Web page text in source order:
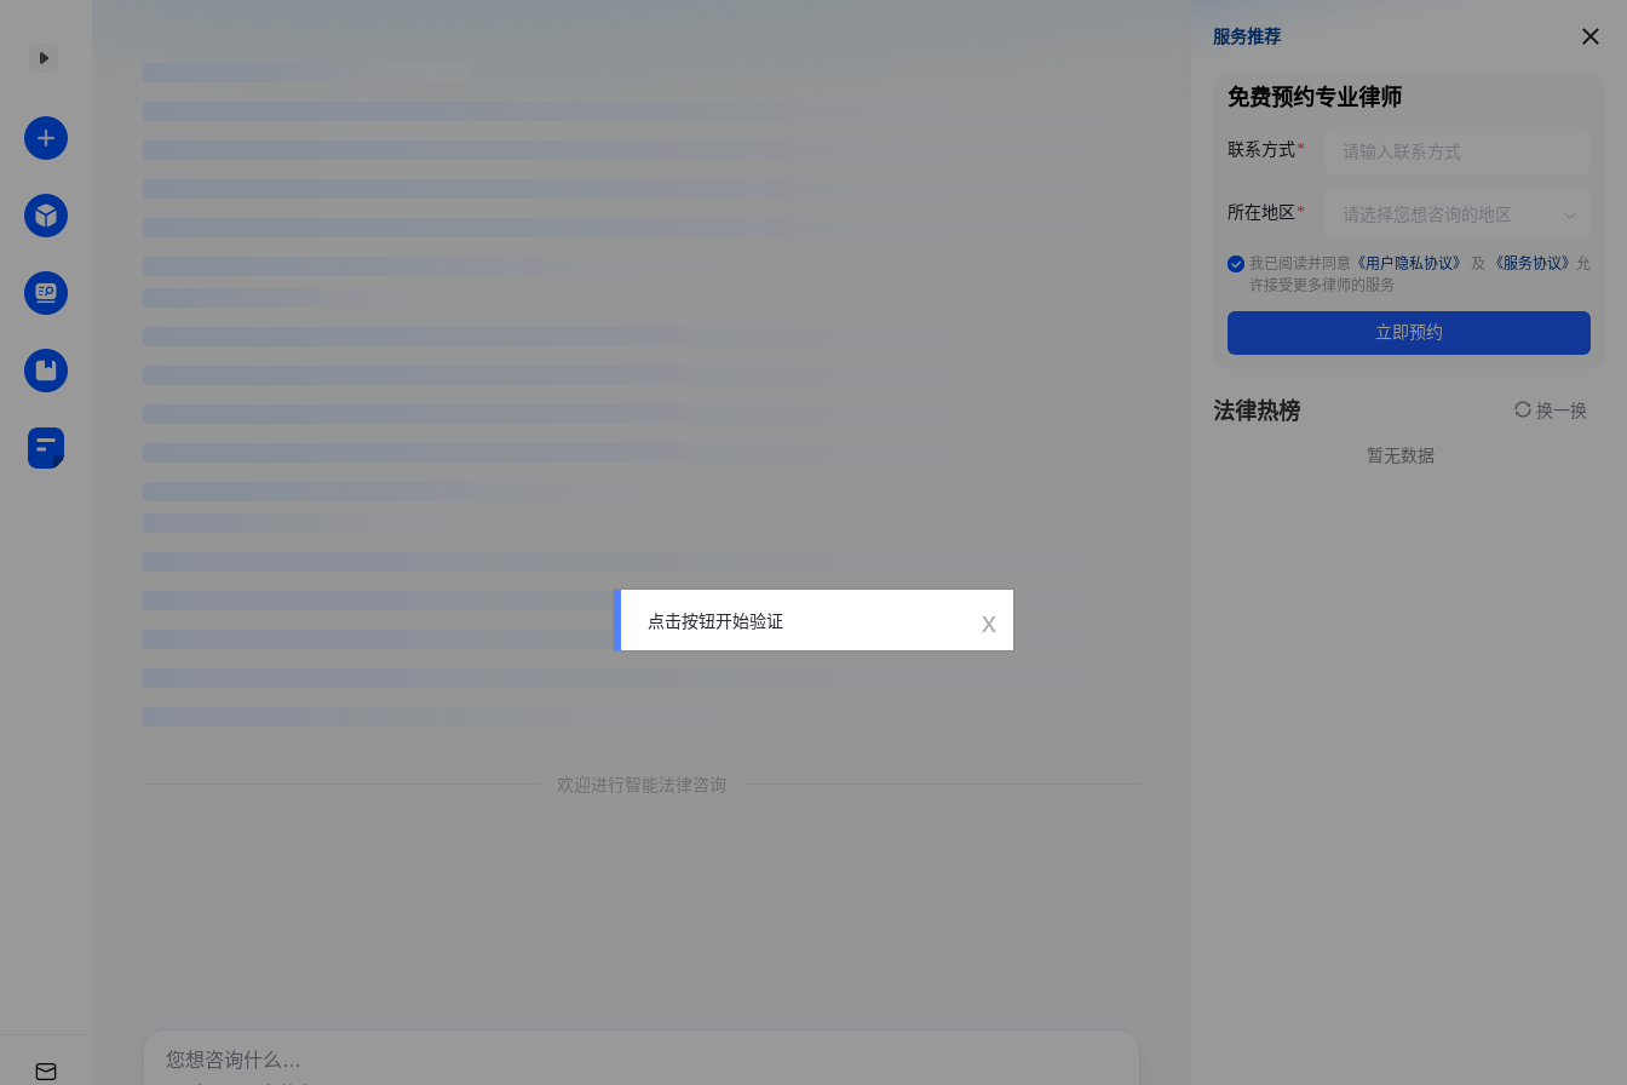
欢迎进行智能法律咨询
服务推荐
服务推荐
免费预约专业律师
联系方式
所在地区
我已阅读并同意 《用户隐私协议》 及 《服务协议》 允
许接受更多律师的服务
立即预约
法律热榜 换一换
暂无数据
点击按钮开始验证 x